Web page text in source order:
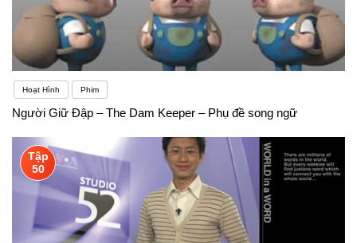
Hoạt Hình Phim
Người Giữ Đập – The Dam Keeper – Phụ đề song ngữ
Tập
50